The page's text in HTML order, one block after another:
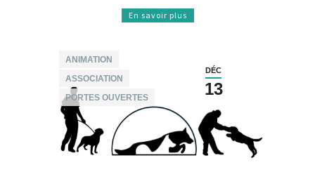
En savoir plus
DÉC
13
ANIMATION
ASSOCIATION
PORTES OUVERTES